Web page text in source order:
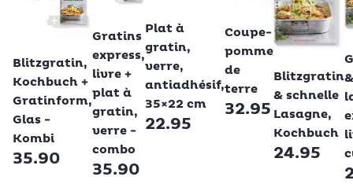
Blitzgratin,
Kochbuch +
Gratinform,
Glas -
Kombi
35.90
Betty Bossi
Gratins
express,
livre +
plat à
gratin,
verre -
combo
35.90
Plat à
gratin,
verre,
antiadhésif,
35×22 cm
22.95
Betty Bossi
Coupe-
pomme
de
terre
32.95
Blitzgratin
& schnelle
Lasagne,
Kochbuch
24.95
&